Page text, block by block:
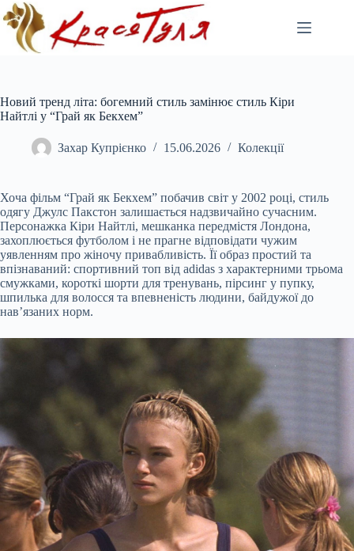
Перейти
до
вмісту
Новий тренд літа: богемний стиль замінює стиль Кіри
Найтлі у “Грай як Бекхем”
Захар Купрієнко 15.06.2026 Колекції
Хоча фільм “Грай як Бекхем” побачив світ у 2002 році, стиль
одягу Джулс Пакстон залишається надзвичайно сучасним.
Персонажка Кіри Найтлі, мешканка передмістя Лондона,
захоплюється футболом і не прагне відповідати чужим
уявленням про жіночу привабливість. Її образ простий та
впізнаваний: спортивний топ від adidas з характерними трьома
смужками, короткі шорти для тренувань, пірсинг у пупку,
шпилька для волосся та впевненість людини, байдужої до
нав’язаних норм.